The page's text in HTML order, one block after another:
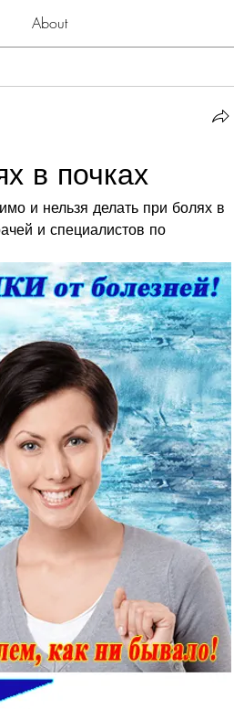
About
в почках
и нельзя делать при болях в
и специалистов по